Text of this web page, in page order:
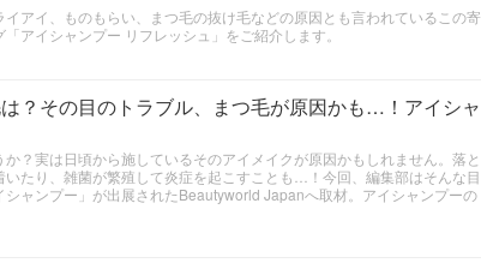
アイ、ものもらい、まつ毛の抜け毛などの原因とも言われているこの寄
アイシャンプー リフレッシュ」をご紹介します。
？その目のトラブル、まつ毛が原因かも…！アイシャ
？実は日頃から施しているそのアイメイクが原因かもしれません。落と
たり、雑菌が繁殖して炎症を起こすことも…！今回、編集部はそんな目
ャンプー」が出展されたBeautyworld Japanへ取材。アイシャンプーの